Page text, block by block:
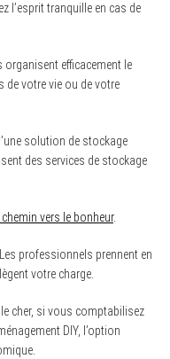
l’esprit tranquille en cas de
organisent efficacement le
votre vie ou de votre
solution de stockage
des services de stockage
vers le bonheur.
professionnels prennent en
votre charge.
cher, si vous comptabilisez
DIY, l’option